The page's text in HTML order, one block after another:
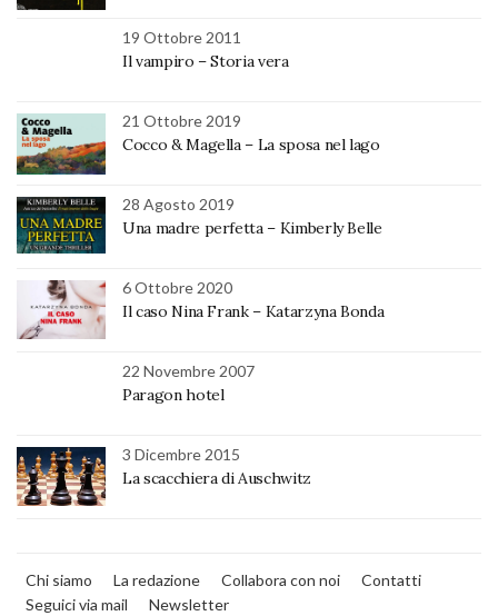
19 Ottobre 2011
Il vampiro – Storia vera
21 Ottobre 2019
Cocco & Magella – La sposa nel lago
28 Agosto 2019
Una madre perfetta – Kimberly Belle
6 Ottobre 2020
Il caso Nina Frank – Katarzyna Bonda
22 Novembre 2007
Paragon hotel
3 Dicembre 2015
La scacchiera di Auschwitz
Chi siamo La redazione Collabora con noi
Contatti
Seguici via mail
Newsletter